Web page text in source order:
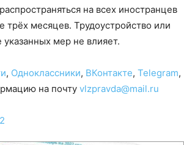
на всех иностранцев
месяцев. Трудоустройство или
мер не влияет.
, Одноклассники, ВКонтакте, Telegram,
на почту vlzpravda@mail.ru